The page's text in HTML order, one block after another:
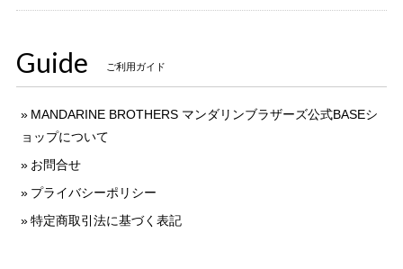
Guide ご利用ガイド
MANDARINE BROTHERS マンダリンブラザーズ公式BASEシ
ョップについて
お問合せ
プライバシーポリシー
特定商取引法に基づく表記